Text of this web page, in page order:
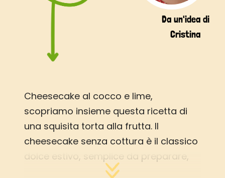
Da un'idea di
Cristina
Cheesecake al cocco e lime,
scopriamo insieme questa ricetta di
una squisita torta alla frutta. Il
cheesecake senza cottura è il classico
dolce estivo, semplice da preparare,
fresco e gradito a tutti; tutte le varianti